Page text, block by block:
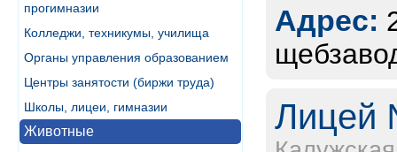
прогимназии
Колледжи, техникумы, училища
Органы управления образованием
Центры занятости (биржи труда)
Школы, лицеи, гимназии
Животные
Адрес:
Лицей